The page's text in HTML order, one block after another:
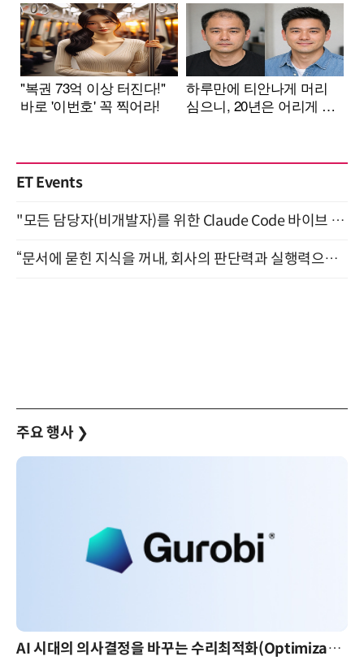
ET Events
"모든 담당자(비개발자)를 위한 Claude Code 바이브 코딩 2-day 부트캠프" 9월 16~17일 개최
“문서에 묻힌 지식을 꺼내, 회사의 판단력과 실행력으로 바꾸다” (8/20)
주요 행사 ❯
AI 시대의 의사결정을 바꾸는 수리최적화(Optimization): 실제 산업 적용 사례와 활용 전략